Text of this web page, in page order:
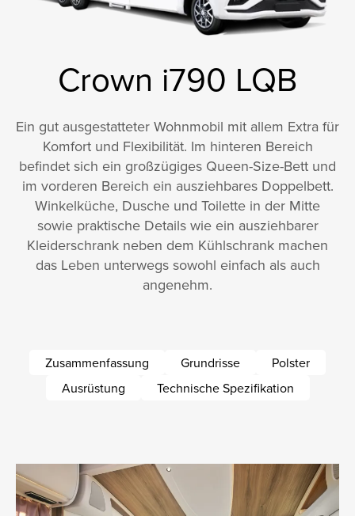
Crown i790 LQB
Ein gut ausgestatteter Wohnmobil mit allem Extra für
Komfort und Flexibilität. Im hinteren Bereich
befindet sich ein großzügiges Queen-Size-Bett und
im vorderen Bereich ein ausziehbares Doppelbett.
Winkelküche, Dusche und Toilette in der Mitte
sowie praktische Details wie ein ausziehbarer
Kleiderschrank neben dem Kühlschrank machen
das Leben unterwegs sowohl einfach als auch
angenehm.
Zusammenfassung Grundrisse
Polster
Ausrüstung
Technische Spezifikation